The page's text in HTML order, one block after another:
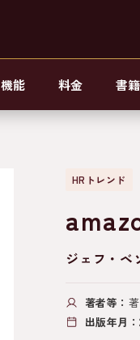
機能 料金 書
HRトレンド
ジェフ・ベ
著者等：
出版年月：